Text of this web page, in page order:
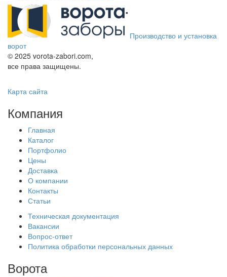
Производство и установка
ворот
© 2025 vorota-zabori.com,
все права защищены.
Карта сайта
Компания
Главная
Каталог
Портфолио
Цены
Доставка
О компании
Контакты
Статьи
Техническая документация
Вакансии
Вопрос-ответ
Политика обработки персональных данных
Ворота